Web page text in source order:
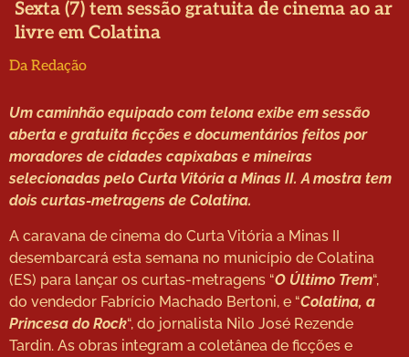
Sexta (7) tem sessão gratuita de cinema ao ar
livre em Colatina
Da Redação
Um caminhão equipado com telona exibe em sessão
aberta e gratuita ficções e documentários feitos por
moradores de cidades capixabas e mineiras
selecionadas pelo Curta Vitória a Minas II. A mostra tem
dois curtas-metragens de Colatina.
A caravana de cinema do Curta Vitória a Minas II
desembarcará esta semana no município de Colatina
(ES) para lançar os curtas-metragens “O Último Trem“,
do vendedor Fabrício Machado Bertoni, e “Colatina, a
Princesa do Rock“, do jornalista Nilo José Rezende
Tardin. As obras integram a coletânea de ficções e